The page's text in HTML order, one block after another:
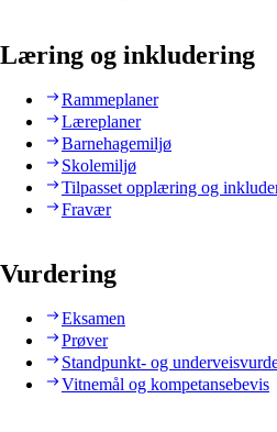
Læring og inkludering
Rammeplaner
Læreplaner
Barnehagemiljø
Skolemiljø
Tilpasset opplæring og
Fravær
Vurdering
Eksamen
Prøver
Standpunkt- og
Vitnemål og kompetansebevis